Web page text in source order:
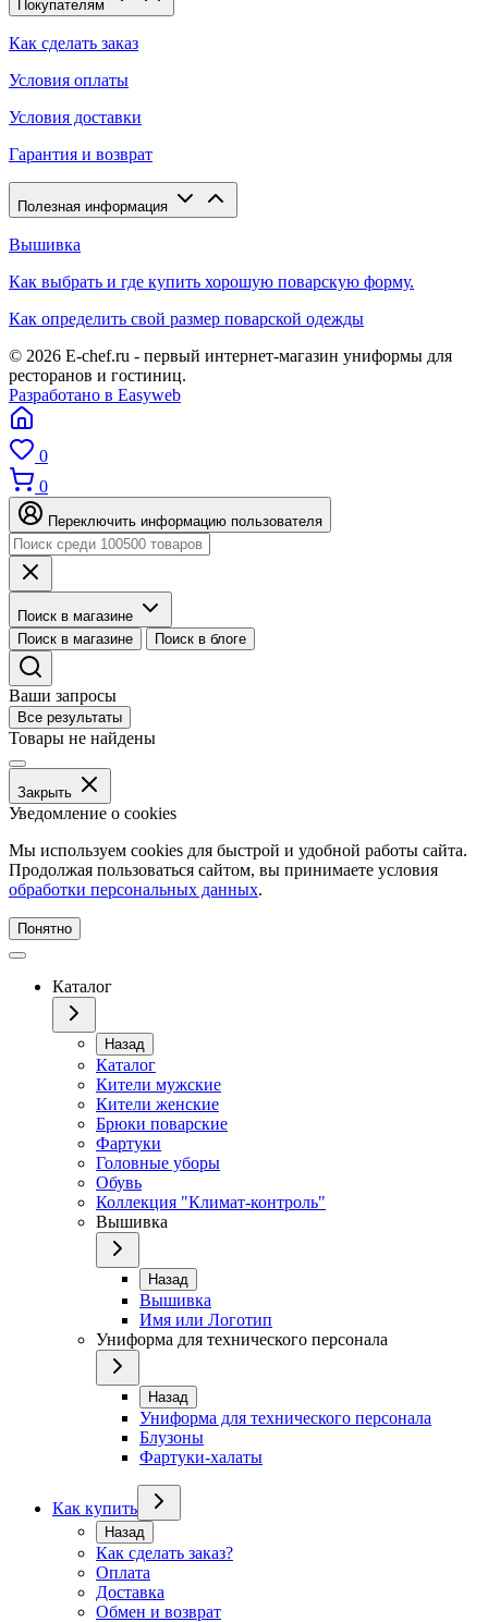
Покупателям
Как сделать заказ
Условия оплаты
Условия доставки
Гарантия и возврат
Полезная информация
Вышивка
Как выбрать и где купить хорошую поварскую форму.
Как определить свой размер поварской одежды
© 2026 E-chef.ru - первый интернет-магазин униформы для
ресторанов и гостиниц.
Разработано в Easyweb
0
0
Переключить информацию пользователя
Поиск в магазине
Поиск в магазине
Поиск в блоге
Ваши запросы
Все результаты
Товары не найдены
Закрыть
Уведомление о cookies
Мы используем cookies для быстрой и удобной работы сайта.
Продолжая пользоваться сайтом, вы принимаете условия
обработки персональных данных.
Понятно
Каталог
Назад
Каталог
Кители мужские
Кители женские
Брюки поварские
Фартуки
Головные уборы
Обувь
Коллекция "Климат-контроль"
Вышивка
Назад
Вышивка
Имя или Логотип
Униформа для технического персонала
Назад
Униформа для технического персонала
Блузоны
Фартуки-халаты
Как купить
Назад
Как сделать заказ?
Оплата
Доставка
Обмен и возврат